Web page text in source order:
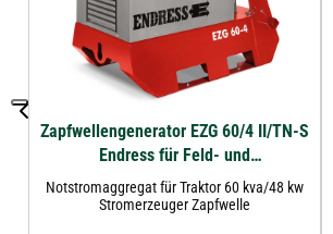
Zapfwellengenerator EZG 60/4 II/TN-S
Endress für Feld- und
Einspeisebetrieb
Notstromaggregat für Traktor 60 kva/48 kw
Stromerzeuger Zapfwelle